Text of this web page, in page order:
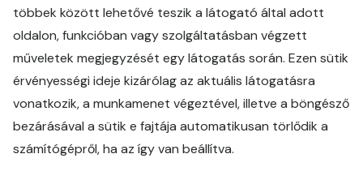
többek között lehetővé teszik a látogató által adott
oldalon, funkcióban vagy szolgáltatásban végzett
műveletek megjegyzését egy látogatás során. Ezen sütik
érvényességi ideje kizárólag az aktuális látogatásra
vonatkozik, a munkamenet végeztével, illetve a böngésző
bezárásával a sütik e fajtája automatikusan törlődik a
számítógépről, ha az így van beállítva.